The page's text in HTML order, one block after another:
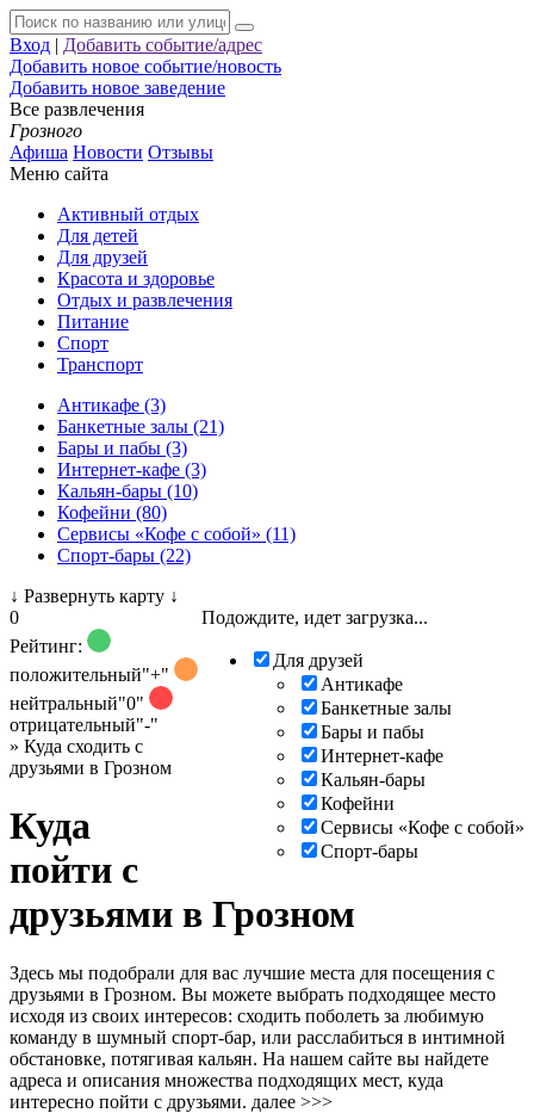
Вход | Добавить событие/адрес
Добавить новое событие/новость
Добавить новое заведение
Все развлечения
Грозного
Афиша Новости Отзывы
Меню сайта
Активный отдых
Для детей
Для друзей
Красота и здоровье
Отдых и развлечения
Питание
Спорт
Транспорт
Антикафе (3)
Банкетные залы (21)
Бары и пабы (3)
Интернет-кафе (3)
Кальян-бары (10)
Кофейни (80)
Сервисы «Кофе с собой» (11)
Спорт-бары (22)
↓ Развернуть карту ↓
Подождите, идет загрузка...
Для друзей
Антикафе
Банкетные залы
Бары и пабы
Интернет-кафе
Кальян-бары
Кофейни
Сервисы «Кофе с собой»
Спорт-бары
0
Рейтинг:
положительный"+"
нейтральный"0"
отрицательный"-"
» Куда сходить с
друзьями в Грозном
Куда
пойти с
друзьями в Грозном
Здесь мы подобрали для вас лучшие места для посещения с
друзьями в Грозном. Вы можете выбрать подходящее место
исходя из своих интересов: сходить поболеть за любимую
команду в шумный спорт-бар, или расслабиться в интимной
обстановке, потягивая кальян. На нашем сайте вы найдете
адреса и описания множества подходящих мест, куда
интересно пойти с друзьями. далее >>>